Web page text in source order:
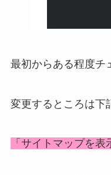
最初からある程度チ
変更するところは下
「サイトマップを